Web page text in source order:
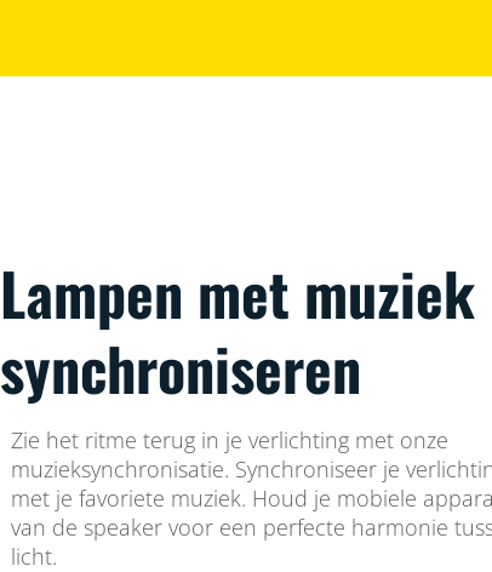
Lampen met muziek
synchroniseren
Zie het ritme terug in je verlichting met onze
muzieksynchronisatie. Synchroniseer je
met je favoriete muziek. Houd je mobiele
van de speaker voor een perfecte harmonie
licht.